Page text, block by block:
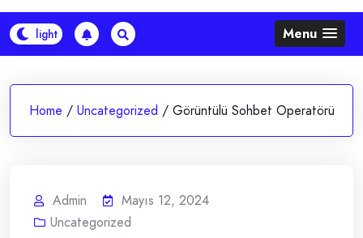
Menu
Home / Uncategorized / Görüntülü Sohbet Operatörü
Admin
Mayıs 12, 2024
Uncategorized